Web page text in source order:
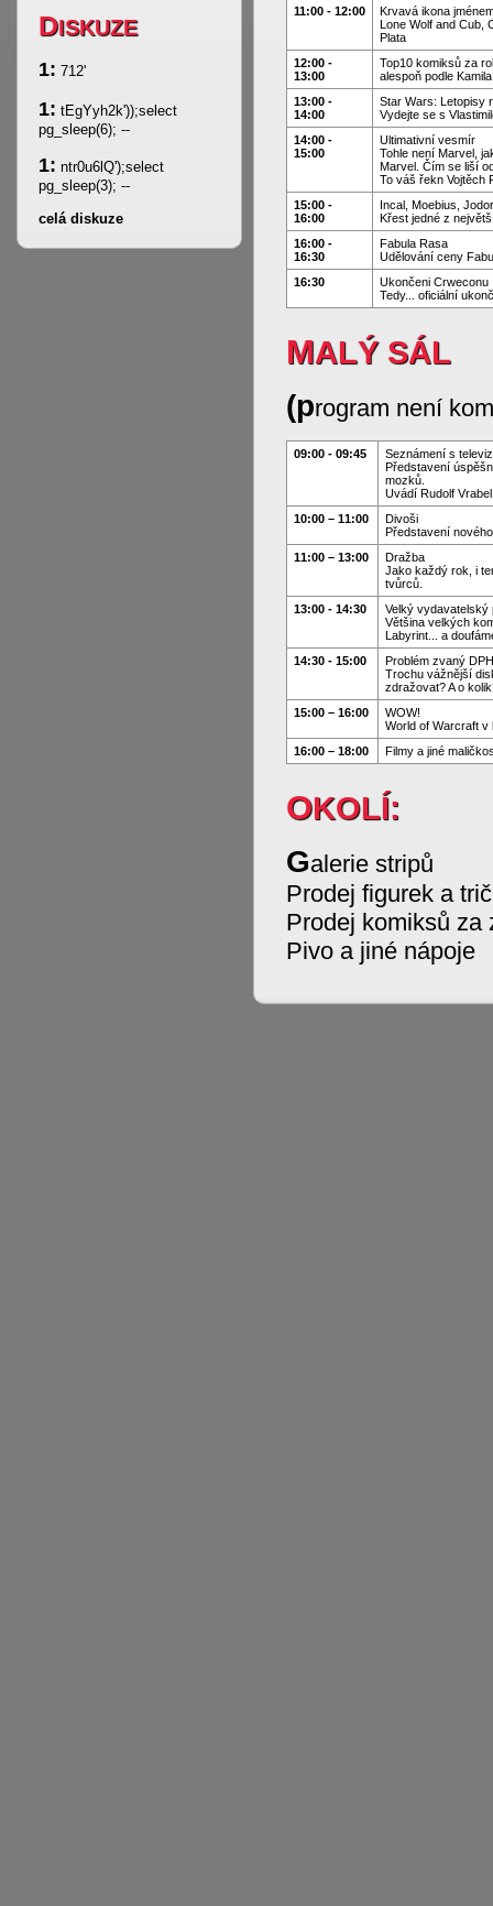
DISKUZE
1: 712'
1: tEgYyh2k'));select
pg_sleep(6); --
1: ntr0u6lQ');select
pg_sleep(3); --
celá diskuze
11:00 - 12:00
Krvavá ikona
Lone Wolf and Cub,
Plata
12:00 -
13:00
Top10 komiksů za
alespoň podle
13:00 -
14:00
Star Wars: Letopisy
Vydejte se s
14:00 -
15:00
Ultimativní vesmír
Tohle není Marvel,
Marvel. Čím se liší
To váš řekn Vojtěch
15:00 -
16:00
Incal, Moebius,
Křest jedné z
16:00 -
16:30
Fabula Rasa
Udělování ceny
16:30
Ukončeni Crweconu
Tedy... oficiální
MALÝ SÁL
(program není
09:00 - 09:45
Seznámení s
Představení
mozků.
Uvádí Rudolf Vrabel
10:00 – 11:00
Divoši
Představení
11:00 – 13:00
Dražba
Jako každý rok, i
tvůrců.
13:00 - 14:30
Velký vydavatelský
Většina velkých
Labyrint... a
14:30 - 15:00
Problém zvaný
Trochu vážnější
zdražovat? A o
15:00 – 16:00
WOW!
World of Warcraft v
16:00 – 18:00
Filmy a jiné
OKOLÍ:
Galerie stripů
Prodej figurek a
Prodej komiksů za
Pivo a jiné nápoje